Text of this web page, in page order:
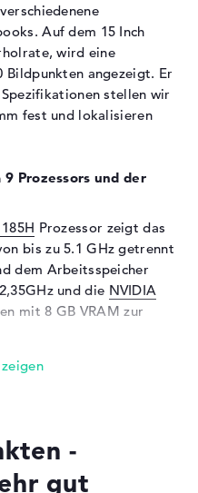
glänzend, Gorilla
OLED-Display, NVIDIA
HDR, Dolby Vision,
Black, Pantone validiert,
P3, 133% sRGB
Formate
AMP
Touch-Trackpad,
Ethernet
100/1000)
Auf dem 15 Inch
wird eine
Bildpunkten angezeigt. Er
stellen wir
fest und lokalisieren
Prozessors und der
Prozessor zeigt das
bis zu 5.1 GHz getrennt
dem Arbeitsspeicher
und die NVIDIA
mit 8 GB VRAM zur
VivoBook Pro 15 OLED
in dieses Gerät
Die Speichergröße dieses
-
gut